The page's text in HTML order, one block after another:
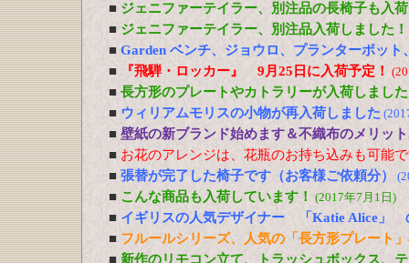
■ ジェニファーテイラー、別注品の長椅子も入
■ ジェニファーテイラー、別注品入荷しました！
■ Garden ベンチ、ジョウロ、プランターポット
■
『飛騨・ロッカー』 9月25日に入荷予定！
■ 長方形のプレートやカトラリーが入荷しました
■ ウィリアムモリスの小物が再入荷しました
■ 壁紙の新ブランド始めます＆不織布のメリッ
■ お花のアレンジは、花瓶のお持ち込みも可能
■ 張替が完了した椅子です（お客様ご依頼分）
■ こんな商品も入荷しています！ (2017年7月1日)
■ イギリスの人気デザイナー 「Katie Alice」
■ フルールシリーズ、人気の「長方形プレート
■ 新作のリモコン立て、トラッシュボックス、